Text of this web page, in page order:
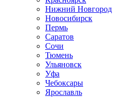
Нижний Новгород
Новосибирск
Пермь
Саратов
Сочи
Тюмень
Ульяновск
Уфа
Чебоксары
Ярославль